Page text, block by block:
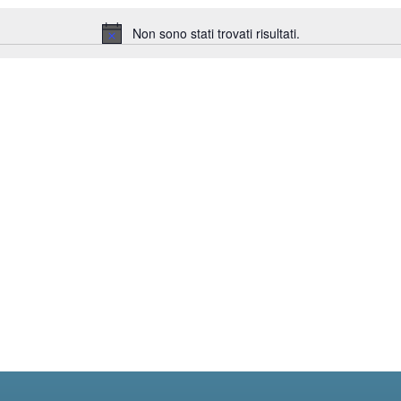
Notice
Non sono stati trovati risultati.